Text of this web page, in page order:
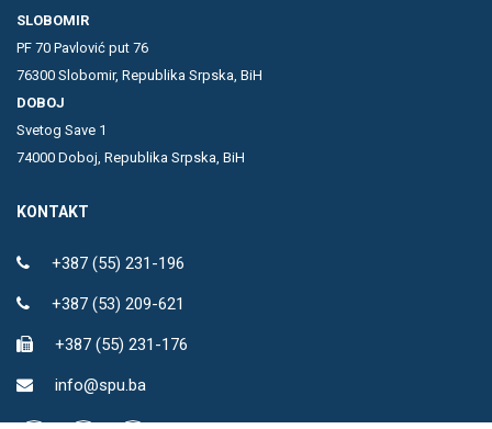
SLOBOMIR
PF 70 Pavlović put 76
76300 Slobomir, Republika Srpska, BiH
DOBOJ
Svetog Save 1
74000 Doboj, Republika Srpska, BiH
KONTAKT
+387 (55) 231-196
+387 (53) 209-621
+387 (55) 231-176
info@spu.ba